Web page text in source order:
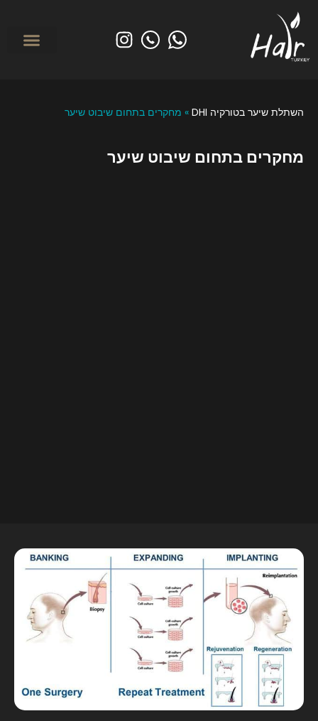
השתלת שיער בטורקיה DHI » מחקרים בתחום שיבוט שיער
מחקרים בתחום שיבוט שיער